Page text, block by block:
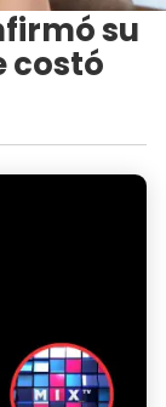
su
costó